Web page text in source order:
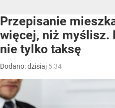
Przepisanie
więcej, niż myślisz.
nie tylko taksę
Dodano:dzisiaj 5:34